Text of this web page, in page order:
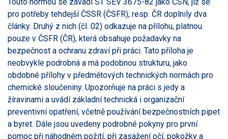
pro potřeby tehdejší ČSSR (ČSFR), resp. ČR doplnily dva
články. Druhý z nich (čl. 02) odkazuje na přílohu, platnou
pouze v ČSFR (ČR), která obsahuje požadavky na
bezpečnost a ochranu zdraví při práci. Tato příloha je
neobvykle podrobná a má podobnou strukturu, jako
obdobné přílohy v předmětových technických normách pro
chemické sloučeniny. Upozorňuje na práci s jedy a
žíravinami a uvádí základní technická i organizační
preventivní opatření, včetně používání bezpečnostních pipet
a byret. Dále jsou uvedeny podrobné pokyny pro první
pomoc při náhodném požití, při zasažení očí, pokožky a